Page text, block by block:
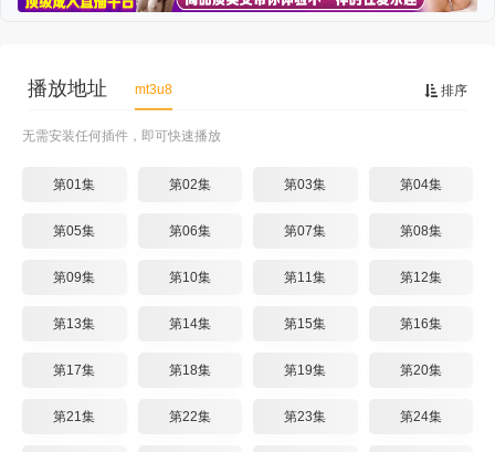
排序
播放地址 mt3u8
无需安装任何插件，即可快速播放
第01集 第02集 第03集 第04集
第05集 第06集 第07集 第08集
第09集 第10集 第11集 第12集
第13集 第14集 第15集 第16集
第17集 第18集 第19集 第20集
第21集 第22集 第23集 第24集